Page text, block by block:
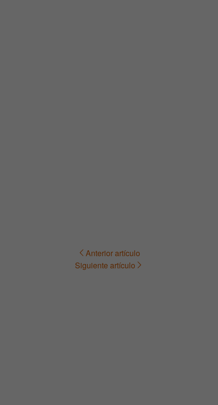
Navegación Anterior artículo
Siguiente artículo